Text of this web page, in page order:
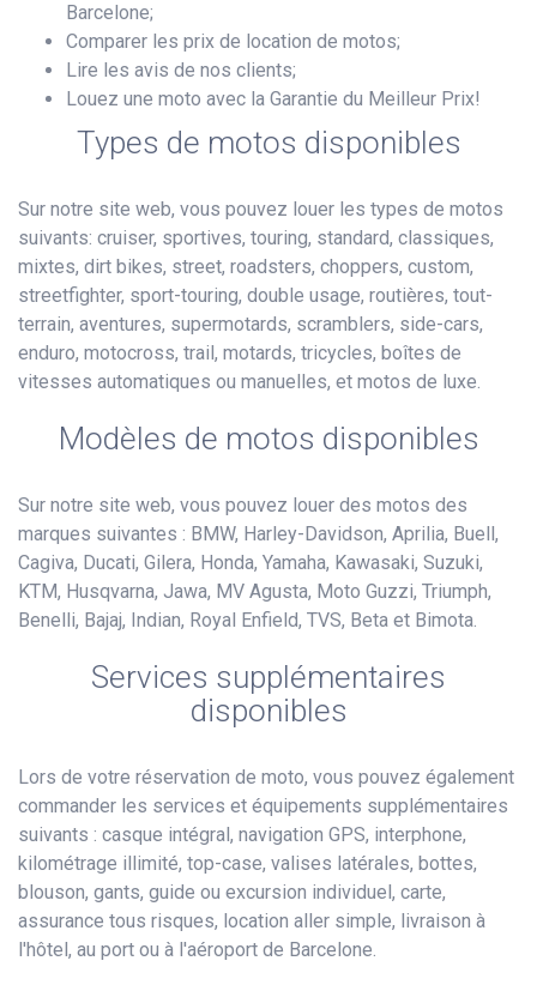
Barcelone;
Comparer les prix de location de motos;
Lire les avis de nos clients;
Louez une moto avec la Garantie du Meilleur Prix!
Types de motos disponibles
Sur notre site web, vous pouvez louer les types de motos
suivants: cruiser, sportives, touring, standard, classiques,
mixtes, dirt bikes, street, roadsters, choppers, custom,
streetfighter, sport-touring, double usage, routières, tout-
terrain, aventures, supermotards, scramblers, side-cars,
enduro, motocross, trail, motards, tricycles, boîtes de
vitesses automatiques ou manuelles, et motos de luxe.
Modèles de motos disponibles
Sur notre site web, vous pouvez louer des motos des
marques suivantes : BMW, Harley-Davidson, Aprilia, Buell,
Cagiva, Ducati, Gilera, Honda, Yamaha, Kawasaki, Suzuki,
KTM, Husqvarna, Jawa, MV Agusta, Moto Guzzi, Triumph,
Benelli, Bajaj, Indian, Royal Enfield, TVS, Beta et Bimota.
Services supplémentaires
disponibles
Lors de votre réservation de moto, vous pouvez également
commander les services et équipements supplémentaires
suivants : casque intégral, navigation GPS, interphone,
kilométrage illimité, top-case, valises latérales, bottes,
blouson, gants, guide ou excursion individuel, carte,
assurance tous risques, location aller simple, livraison à
l'hôtel, au port ou à l'aéroport de Barcelone.